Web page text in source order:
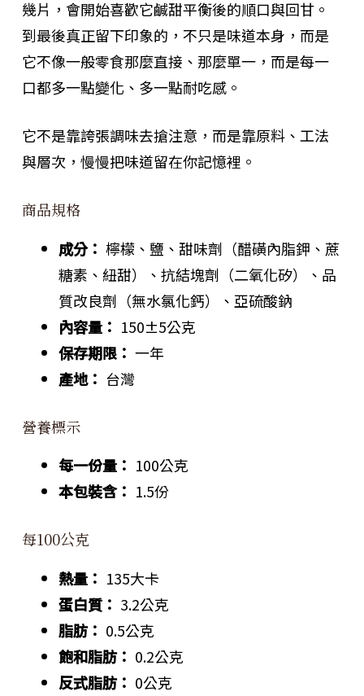
幾片，會開始喜歡它鹹甜平衡後的順口與回甘。
到最後真正留下印象的，不只是味道本身，而是
它不像一般零食那麼直接、那麼單一，而是每一
口都多一點變化、多一點耐吃感。
它不是靠誇張調味去搶注意，而是靠原料、工法
與層次，慢慢把味道留在你記憶裡。
商品規格
成分： 檸檬、鹽、甜味劑（醋磺內脂鉀、蔗
糖素、紐甜）、抗結塊劑（二氧化矽）、品
質改良劑（無水氯化鈣）、亞硫酸鈉
內容量： 150±5公克
保存期限： 一年
產地： 台灣
營養標示
每一份量： 100公克
本包裝含： 1.5份
每100公克
熱量： 135大卡
蛋白質： 3.2公克
脂肪： 0.5公克
飽和脂肪： 0.2公克
反式脂肪： 0公克